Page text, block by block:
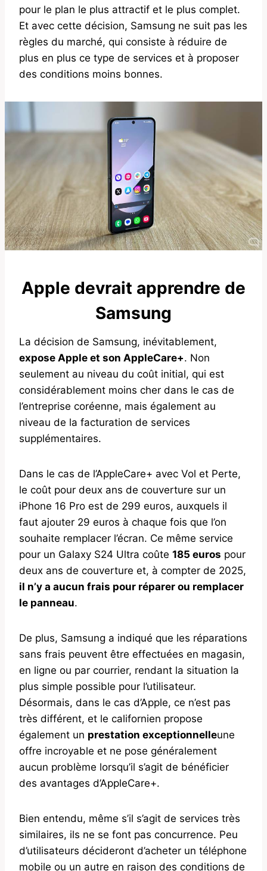
pour le plan le plus attractif et le plus complet.
Et avec cette décision, Samsung ne suit pas les
règles du marché, qui consiste à réduire de
plus en plus ce type de services et à proposer
des conditions moins bonnes.
Apple devrait apprendre de
Samsung
La décision de Samsung, inévitablement,
expose Apple et son AppleCare+. Non
seulement au niveau du coût initial, qui est
considérablement moins cher dans le cas de
l’entreprise coréenne, mais également au
niveau de la facturation de services
supplémentaires.
Dans le cas de l’AppleCare+ avec Vol et Perte,
le coût pour deux ans de couverture sur un
iPhone 16 Pro est de 299 euros, auxquels il
faut ajouter 29 euros à chaque fois que l’on
souhaite remplacer l’écran. Ce même service
pour un Galaxy S24 Ultra coûte 185 euros pour
deux ans de couverture et, à compter de 2025,
il n’y a aucun frais pour réparer ou remplacer
le panneau.
De plus, Samsung a indiqué que les réparations
sans frais peuvent être effectuées en magasin,
en ligne ou par courrier, rendant la situation la
plus simple possible pour l’utilisateur.
Désormais, dans le cas d’Apple, ce n’est pas
très différent, et le californien propose
également un prestation exceptionnelleune
offre incroyable et ne pose généralement
aucun problème lorsqu’il s’agit de bénéficier
des avantages d’AppleCare+.
Bien entendu, même s’il s’agit de services très
similaires, ils ne se font pas concurrence. Peu
d’utilisateurs décideront d’acheter un téléphone
mobile ou un autre en raison des conditions de